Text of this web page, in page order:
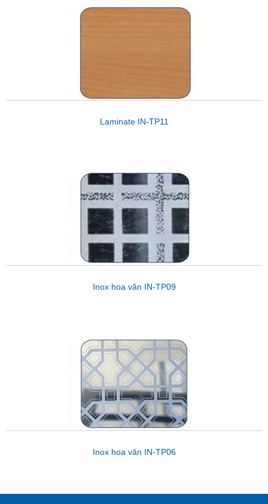
Laminate IN-TP11
Inox hoa văn IN-TP09
Inox hoa văn IN-TP06